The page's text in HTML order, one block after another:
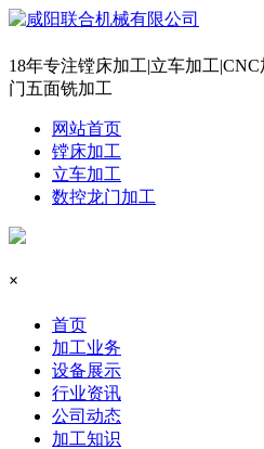
18年专注镗床加工|立车加工
门五面铣加工
网站首页
镗床加工
立车加工
数控龙门加工
×
首页
加工业务
设备展示
行业资讯
公司动态
加工知识